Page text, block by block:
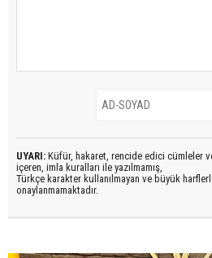
UYARI: Küfür, hakaret, rencide edici cümleler
içeren, imla kuralları ile yazılmamış,
Türkçe karakter kullanılmayan ve büyük
onaylanmamaktadır.